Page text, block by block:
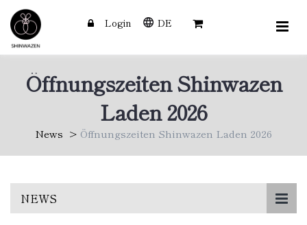
Login DE
Öffnungszeiten Shinwazen
Laden 2026
News Öffnungszeiten Shinwazen Laden 2026
NEWS